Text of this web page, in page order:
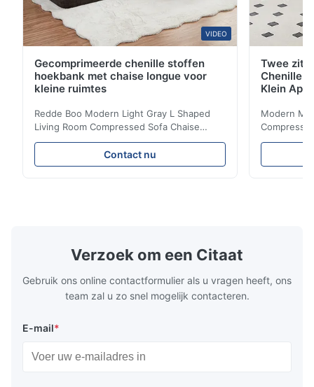
VIDEO
Gecomprimeerde chenille stoffen
hoekbank met chaise longue voor
kleine ruimtes
Redde Boo Modern Light Gray L Shaped
Living Room Compressed Sofa Chaise
Lounge Product Overview High resilience
soft sectional sofa designed for small
spaces, featuring a contemporary light gray
Contact nu
Twee
Chenille
Klein
Modern
Room
Verzoek om een Citaat
Gebruik ons online contactformulier als u vragen heeft, ons
team zal u zo snel mogelijk contacteren.
E-mail*